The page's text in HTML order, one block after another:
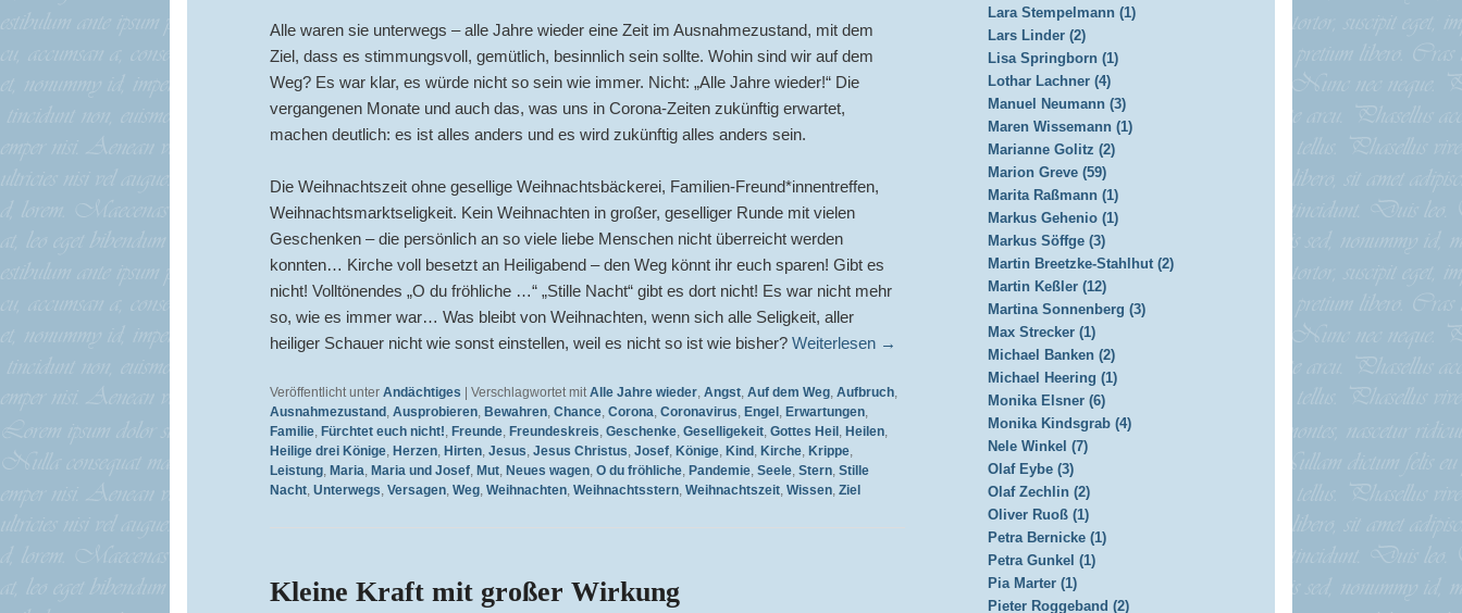
Alle waren sie unterwegs – alle Jahre wieder eine Zeit im Ausnahmezustand, mit dem
Ziel, dass es stimmungsvoll, gemütlich, besinnlich sein sollte. Wohin sind wir auf dem
Weg? Es war klar, es würde nicht so sein wie immer. Nicht: „Alle Jahre wieder!“ Die
vergangenen Monate und auch das, was uns in Corona-Zeiten zukünftig erwartet,
machen deutlich: es ist alles anders und es wird zukünftig alles anders sein.
Die Weihnachtszeit ohne gesellige Weihnachtsbäckerei, Familien-Freund*innentreffen,
Weihnachtsmarktseligkeit. Kein Weihnachten in großer, geselliger Runde mit vielen
Geschenken – die persönlich an so viele liebe Menschen nicht überreicht werden
konnten… Kirche voll besetzt an Heiligabend – den Weg könnt ihr euch sparen! Gibt es
nicht! Volltönendes „O du fröhliche …“ „Stille Nacht“ gibt es dort nicht! Es war nicht mehr
so, wie es immer war… Was bleibt von Weihnachten, wenn sich alle Seligkeit, aller
heiliger Schauer nicht wie sonst einstellen, weil es nicht so ist wie bisher? Weiterlesen →
Veröffentlicht unter Andächtiges Verschlagwortet mit Alle Jahre wieder, Angst, Auf dem Weg, Aufbruch,
Ausnahmezustand , Ausprobieren, Bewahren, Chance, Corona, Coronavirus, Engel , Erwartungen,
Familie, Fürchtet euch nicht!, Freunde, Freundeskreis, Geschenke, Geselligekeit, Gottes Heil , Heilen,
Heilige drei Könige, Herzen, Hirten, Jesus, Jesus Christus, Josef, Könige, Kind , Kirche, Krippe,
Leistung, Maria, Maria und Josef, Mut, Neues wagen, O du fröhliche, Pandemie, Seele, Stern, Stille
Nacht, Unterwegs, Versagen, Weg, Weihnachten, Weihnachtsstern, Weihnachtszeit, Wissen, Ziel
Kleine Kraft mit großer Wirkung
Lara Stempelmann (1)
Lars Linder (2)
Lisa Springborn (1)
Lothar Lachner (4)
Manuel Neumann (3)
Maren Wissemann (1)
Marianne Golitz (2)
Marion Greve (59)
Marita Raßmann (1)
Markus Gehenio (1)
Markus Söffge (3)
Martin Breetzke-Stahlhut (2)
Martin Keßler (12)
Martina Sonnenberg (3)
Max Strecker (1)
Michael Banken (2)
Michael Heering (1)
Monika Elsner (6)
Monika Kindsgrab (4)
Nele Winkel (7)
Olaf Eybe (3)
Olaf Zechlin (2)
Oliver Ruoß (1)
Petra Bernicke (1)
Petra Gunkel (1)
Pia Marter (1)
Pieter Roggeband (2)